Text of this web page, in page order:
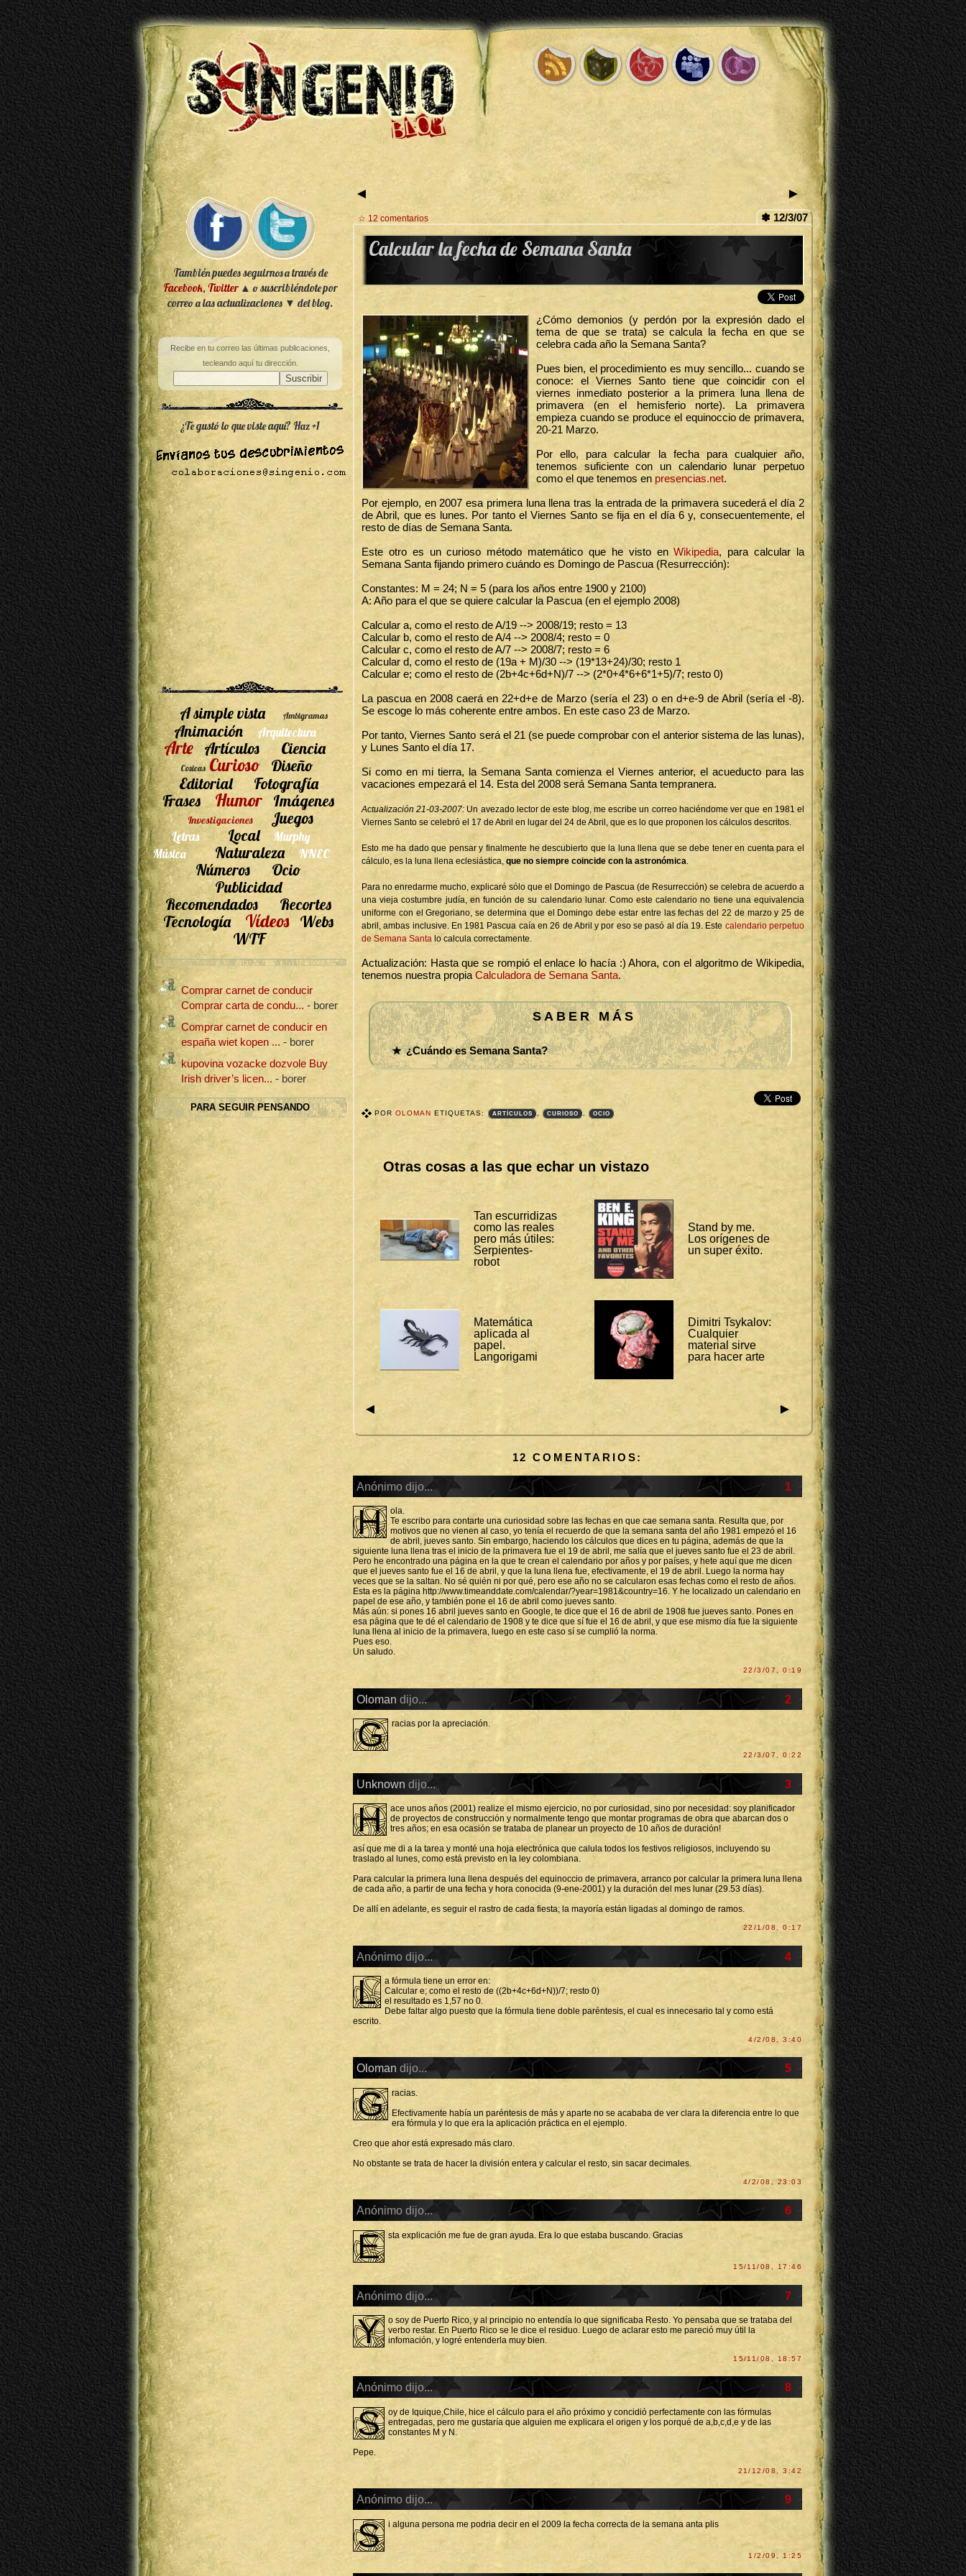
◄ ►
✽ 12/3/07
☆ 12 comentarios
Calcular la fecha de Semana Santa
¿Cómo demonios (y perdón por la expresión dado el
tema de que se trata) se calcula la fecha en que se
celebra cada año la Semana Santa?
Pues bien, el procedimiento es muy sencillo... cuando se
conoce: el Viernes Santo tiene que coincidir con el
viernes inmediato posterior a la primera luna llena de
primavera (en el hemisferio norte). La primavera
empieza cuando se produce el equinoccio de primavera,
20-21 Marzo.
Por ello, para calcular la fecha para cualquier año,
tenemos suficiente con un calendario lunar perpetuo
como el que tenemos en presencias.net.
Por ejemplo, en 2007 esa primera luna llena tras la entrada de la primavera sucederá el día 2
de Abril, que es lunes. Por tanto el Viernes Santo se fija en el día 6 y, consecuentemente, el
resto de días de Semana Santa.
Este otro es un curioso método matemático que he visto enWikipedia, para calcular la
Semana Santa fijando primero cuándo es Domingo de Pascua (Resurrección):
Constantes: M = 24; N = 5 (para los años entre 1900 y 2100)
A: Año para el que se quiere calcular la Pascua (en el ejemplo 2008)
Calcular a, como el resto de A/19 --> 2008/19; resto = 13
Calcular b, como el resto de A/4 --> 2008/4; resto = 0
Calcular c, como el resto de A/7 --> 2008/7; resto = 6
Calcular d, como el resto de (19a + M)/30 --> (19*13+24)/30; resto 1
Calcular e; como el resto de (2b+4c+6d+N)/7 --> (2*0+4*6+6*1+5)/7; resto 0)
La pascua en 2008 caerá en 22+d+e de Marzo (sería el 23) o en d+e-9 de Abril (sería el -8).
Se escoge lo más coherente entre ambos. En este caso 23 de Marzo.
Por tanto, Viernes Santo será el 21 (se puede comprobar con el anterior sistema de las lunas),
y Lunes Santo el día 17.
Si como en mi tierra, la Semana Santa comienza el Viernes anterior, el acueducto para las
vacaciones empezará el 14. Esta del 2008 será Semana Santa tempranera.
Actualización 21-03-2007: Un avezado lector de este blog, me escribe un correo haciéndome ver que en 1981 el
Viernes Santo se celebró el 17 de Abril en lugar del 24 de Abril, que es lo que proponen los cálculos descritos.
Esto me ha dado que pensar y finalmente he descubierto que la luna llena que se debe tener en cuenta para el
cálculo, es la luna llena eclesiástica, que no siempre coincide con la astronómica.
Para no enredarme mucho, explicaré sólo que el Domingo de Pascua (de Resurrección) se celebra de acuerdo a
una vieja costumbre judía, en función de su calendario lunar. Como este calendario no tiene una equivalencia
uniforme con el Gregoriano, se determina que el Domingo debe estar entre las fechas del 22 de marzo y 25 de
abril, ambas inclusive. En 1981 Pascua caía en 26 de Abril y por eso se pasó al día 19. Este calendario perpetuo
de Semana Santa lo calcula correctamente.
Actualización: Hasta que se rompió el enlace lo hacía :) Ahora, con el algoritmo de Wikipedia,
tenemos nuestra propia Calculadora de Semana Santa.
SABER MÁS
¿Cuándo es Semana Santa?
POROLOMANETIQUETAS: ARTÍCULOS , CURIOSO , OCIO
Otras cosas a las que echar un vistazo
Tan escurridizas
como las reales
pero más útiles:
Serpientes-
robot
Stand by me.
Los orígenes de
un super éxito.
Matemática
aplicada al
papel.
Langorigami
Dimitri Tsykalov:
Cualquier
material sirve
para hacer arte
◄ ►
12 COMENTARIOS:
Anónimo dijo... 1
H
ola.
Te escribo para contarte una curiosidad sobre las fechas en que cae semana santa. Resulta que, por
motivos que no vienen al caso, yo tenía el recuerdo de que la semana santa del año 1981 empezó el 16
de abril, jueves santo. Sin embargo, haciendo los cálculos que dices en tu página, además de que la
siguiente luna llena tras el inicio de la primavera fue el 19 de abril, me salía que el jueves santo fue el 23 de abril.
Pero he encontrado una página en la que te crean el calendario por años y por países, y hete aquí que me dicen
que el jueves santo fue el 16 de abril, y que la luna llena fue, efectivamente, el 19 de abril. Luego la norma hay
veces que se la saltan. No sé quién ni por qué, pero ese año no se calcularon esas fechas como el resto de años.
Esta es la página http://www.timeanddate.com/calendar/?year=1981&country=16. Y he localizado un calendario en
papel de ese año, y también pone el 16 de abril como jueves santo.
Más aún: si pones 16 abril jueves santo en Google, te dice que el 16 de abril de 1908 fue jueves santo. Pones en
esa página que te dé el calendario de 1908 y te dice que sí fue el 16 de abril, y que ese mismo día fue la siguiente
luna llena al inicio de la primavera, luego en este caso sí se cumplió la norma.
Pues eso.
Un saludo.
22/3/07, 0:19
Oloman dijo... 2
G racias por la apreciación.
22/3/07, 0:22
Unknown dijo... 3
H
ace unos años (2001) realize el mismo ejercicio, no por curiosidad, sino por necesidad: soy planificador
de proyectos de construcción y normalmente tengo que montar programas de obra que abarcan dos o
tres años; en esa ocasión se trataba de planear un proyecto de 10 años de duración!
así que me di a la tarea y monté una hoja electrónica que calula todos los festivos religiosos, incluyendo su
traslado al lunes, como está previsto en la ley colombiana.
Para calcular la primera luna llena después del equinoccio de primavera, arranco por calcular la primera luna llena
de cada año, a partir de una fecha y hora conocida (9-ene-2001) y la duración del mes lunar (29.53 días).
De allí en adelante, es seguir el rastro de cada fiesta; la mayoría están ligadas al domingo de ramos.
22/1/08, 0:17
Anónimo dijo... 4
L
a fórmula tiene un error en:
Calcular e; como el resto de ((2b+4c+6d+N))/7; resto 0)
el resultado es 1,57 no 0.
Debe faltar algo puesto que la fórmula tiene doble paréntesis, el cual es innecesario tal y como está
escrito.
4/2/08, 3:40
Oloman dijo... 5
G
racias.
Efectivamente había un paréntesis de más y aparte no se acababa de ver clara la diferencia entre lo que
era fórmula y lo que era la aplicación práctica en el ejemplo.
Creo que ahor está expresado más claro.
No obstante se trata de hacer la división entera y calcular el resto, sin sacar decimales.
4/2/08, 23:03
Anónimo dijo... 6
E sta explicación me fue de gran ayuda. Era lo que estaba buscando. Gracias
15/11/08, 17:46
Anónimo dijo... 7
Y
o soy de Puerto Rico, y al principio no entendía lo que significaba Resto. Yo pensaba que se trataba del
verbo restar. En Puerto Rico se le dice el residuo. Luego de aclarar esto me pareció muy útil la
infomación, y logré entenderla muy bien.
15/11/08, 18:57
Anónimo dijo... 8
S
oy de Iquique,Chile, hice el cálculo para el año próximo y concidió perfectamente con las fórmulas
entregadas, pero me gustaría que alguien me explicara el origen y los porqué de a,b,c,d,e y de las
constantes M y N.
Pepe.
21/12/08, 3:42
Anónimo dijo... 9
s i alguna persona me podria decir en el 2009 la fecha correcta de la semana anta plis
1/2/09, 1:25
También puedes seguirnos a través de
Facebook,Twitter▲ o suscribiéndote por
correo a las actualizaciones ▼ del blog.
Recibe en tu correo las últimas publicaciones,
tecleando aquí tu dirección.
¿Te gustó lo que viste aquí? Haz +1
A simple vista Ambigramas
Animación Arquitectura
Arte Artículos Ciencia
Cosicas Curioso
Diseño
Editorial
Fotografía
Frases
Humor Imágenes
Investigaciones Juegos
Letras Local
Murphy
Música
Naturaleza NNEC
Números
Ocio
Publicidad
Recomendados
Recortes
Tecnología
Vídeos Webs
WTF
Comprar carnet de conducir
Comprar carta de condu... - borer
Comprar carnet de conducir en
españa wiet kopen ... - borer
kupovina vozacke dozvole Buy
Irish driver’s licen... - borer
PARA SEGUIR PENSANDO